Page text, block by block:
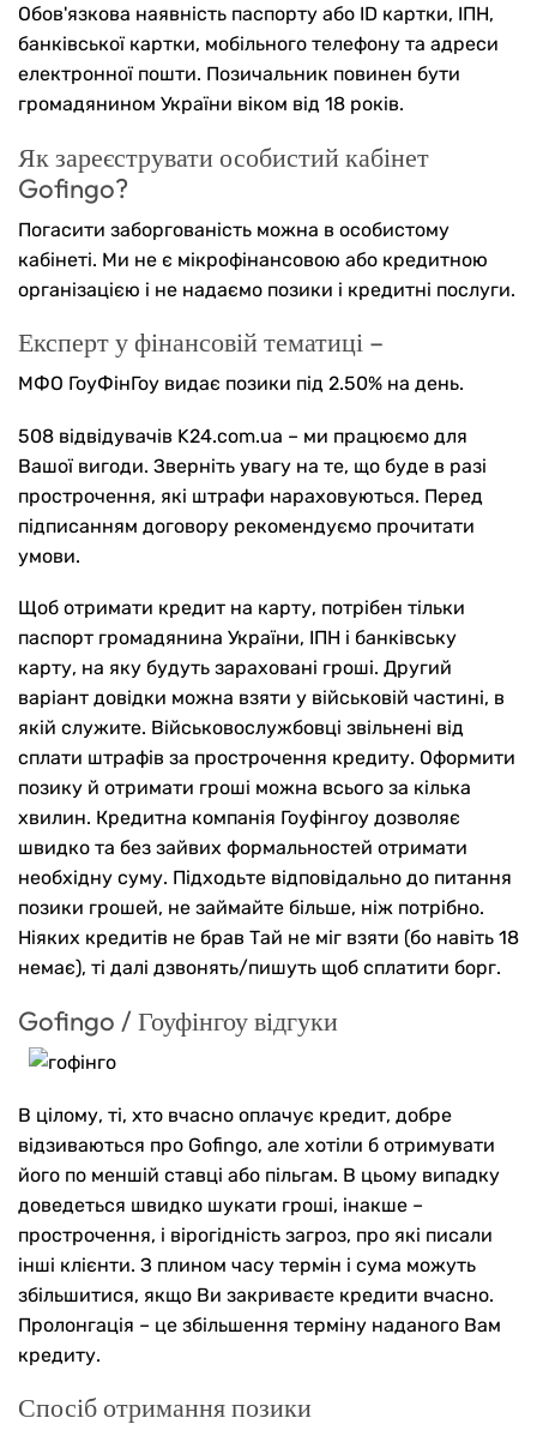
Обов'язкова наявність паспорту або ID картки, ІПН,
банківської картки, мобільного телефону та адреси
електронної пошти. Позичальник повинен бути
громадянином України віком від 18 років.
Як зареєструвати особистий кабінет
Gofingo?
Погасити заборгованість можна в особистому
кабінеті. Ми не є мікрофінансовою або кредитною
організацією і не надаємо позики і кредитні послуги.
Експерт у фінансовій тематиці –
МФО ГоуФінГоу видає позики під 2.50% на день.
508 відвідувачів K24.com.ua – ми працюємо для
Вашої вигоди. Зверніть увагу на те, що буде в разі
прострочення, які штрафи нараховуються. Перед
підписанням договору рекомендуємо прочитати
умови.
Щоб отримати кредит на карту, потрібен тільки
паспорт громадянина України, ІПН і банківську
карту, на яку будуть зараховані гроші. Другий
варіант довідки можна взяти у військовій частині, в
якій служите. Військовослужбовці звільнені від
сплати штрафів за прострочення кредиту. Оформити
позику й отримати гроші можна всього за кілька
хвилин. Кредитна компанія Гоуфінгоу дозволяє
швидко та без зайвих формальностей отримати
необхідну суму. Підходьте відповідально до питання
позики грошей, не займайте більше, ніж потрібно.
Ніяких кредитів не брав Тай не міг взяти (бо навіть 18
немає), ті далі дзвонять/пишуть щоб сплатити борг.
Gofingo / Гоуфінгоу відгуки
В цілому, ті, хто вчасно оплачує кредит, добре
відзиваються про Gofingo, але хотіли б отримувати
його по меншій ставці або пільгам. В цьому випадку
доведеться швидко шукати гроші, інакше –
прострочення, і вірогідність загроз, про які писали
інші клієнти. З плином часу термін і сума можуть
збільшитися, якщо Ви закриваєте кредити вчасно.
Пролонгація – це збільшення терміну наданого Вам
кредиту.
Спосіб отримання позики